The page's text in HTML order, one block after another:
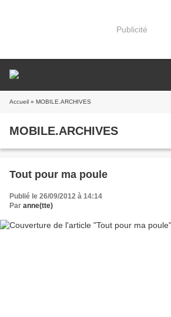
Publicité
Accueil » MOBILE.ARCHIVES
MOBILE.ARCHIVES
Tout pour ma poule
Publié le 26/09/2012 à 14:14
Par anne(tte)